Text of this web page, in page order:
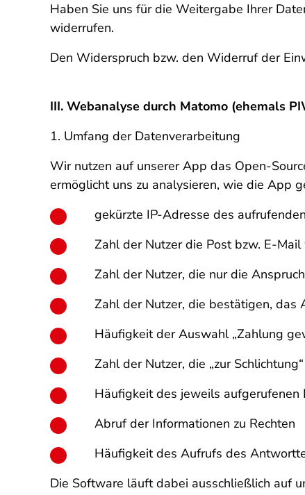
Haben Sie uns für die Weitergabe Ihrer
widerrufen.
Den Widerspruch bzw. den Widerruf der
III. Webanalyse durch Matomo (ehemals
1. Umfang der Datenverarbeitung
Wir nutzen auf unserer App das Open-
ermöglicht uns zu analysieren, wie die App
gekürzte IP-Adresse des
Zahl der Nutzer die Post bzw. E-
Zahl der Nutzer, die nur die
Zahl der Nutzer, die bestätigen, das
Häufigkeit der Auswahl „Zahlung
Zahl der Nutzer, die „zur
Häufigkeit des jeweils aufgerufenen
Abruf der Informationen zu Rechten
Häufigkeit des Aufrufs des
Die Software läuft dabei ausschließlich auf